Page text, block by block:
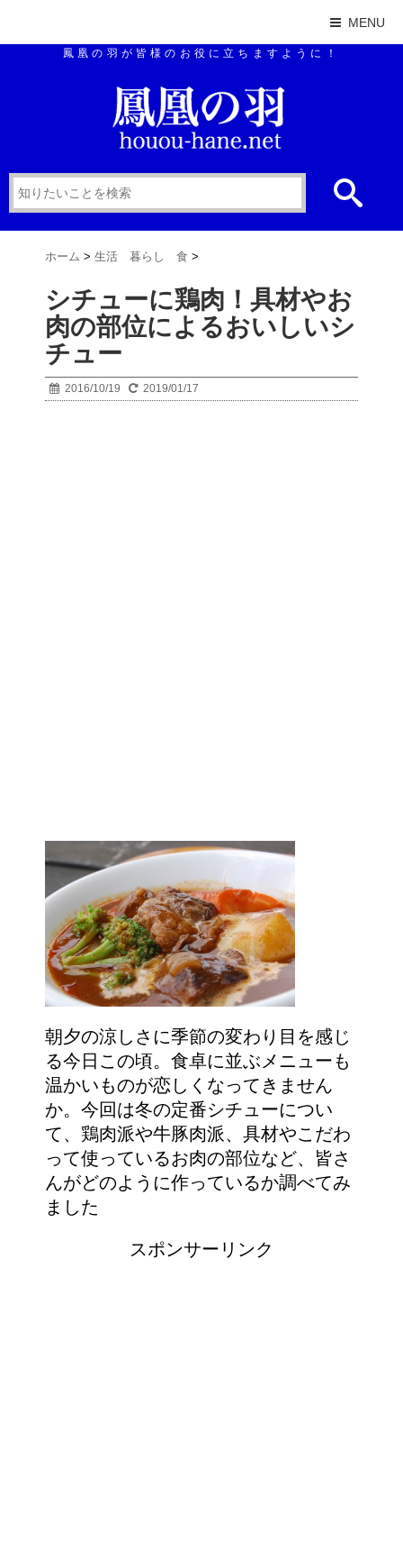
MENU
鳳凰の羽が皆様のお役に立ちますように！
ホーム > 生活 暮らし 食 >
シチューに鶏肉！具材やお
肉の部位によるおいしいシ
チュー
2016/10/19 2019/01/17
朝夕の涼しさに季節の変わり目を感じ
る今日この頃。食卓に並ぶメニューも
温かいものが恋しくなってきません
か。今回は冬の定番シチューについ
て、鶏肉派や牛豚肉派、具材やこだわ
って使っているお肉の部位など、皆さ
んがどのように作っているか調べてみ
ました
スポンサーリンク